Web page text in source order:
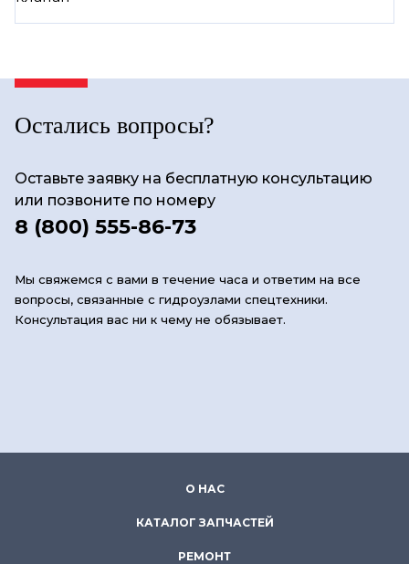
Остались вопросы?
Оставьте заявку на бесплатную консультацию
или позвоните по номеру
8 (800) 555-86-73
Мы свяжемся с вами в течение часа и ответим на все
вопросы, связанные с гидроузлами спецтехники.
Консультация вас ни к чему не обязывает.
О НАС
КАТАЛОГ ЗАПЧАСТЕЙ
РЕМОНТ